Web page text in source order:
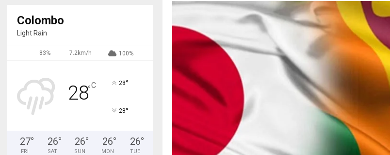
Colombo
Light Rain
83% 7.2km/h 100%
28°C 28°
28°
27°
FRI
26°
SAT
26°
SUN
26°
MON
26°
TUE